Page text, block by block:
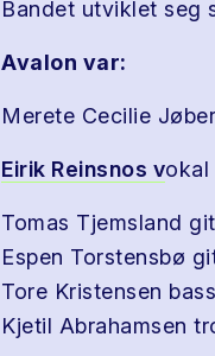
Bandet utviklet seg
Avalon var:
Merete Cecilie
Eirik Reinsnos vokal
Tomas Tjemsland
Espen Torstensbø
Tore Kristensen bass
Kjetil Abrahamsen